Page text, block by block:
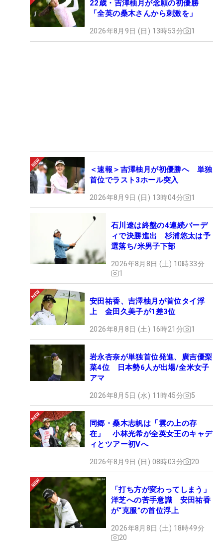
22歳・吉澤柚月が念願の初優勝
「全英の桑木さんから刺激を」
2026年8月9日 (日) 13時53分 1
＜速報＞吉澤柚月が初優勝へ 単独
首位でラスト3ホール突入
2026年8月9日 (日) 13時04分 1
石川遼は終盤の4連続バーデ
ィで決勝進出 杉浦悠太は予
選落ち/米男子下部
2026年8月8日 (土) 10時33分
1
安田祐香、吉澤柚月が首位タイ浮
上 金田久美子が1差3位
2026年8月8日 (土) 16時21分 1
岩永杏奈が単独首位発進、廣吉優梨
菜4位 日本勢6人が出場/全米女子
アマ
2026年8月5日 (水) 11時45分 5
同郷・桑木志帆は「雲の上の存
在」 小林光希が全英女王のキャデ
ィとツアー初Vへ
2026年8月9日 (日) 08時03分 20
「打ち方が変わってしまう」
洋芝への苦手意識 安田祐香
が“克服”の首位浮上
2026年8月8日 (土) 18時49分
20